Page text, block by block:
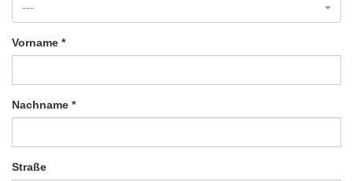
---
Vorname *
Nachname *
Straße